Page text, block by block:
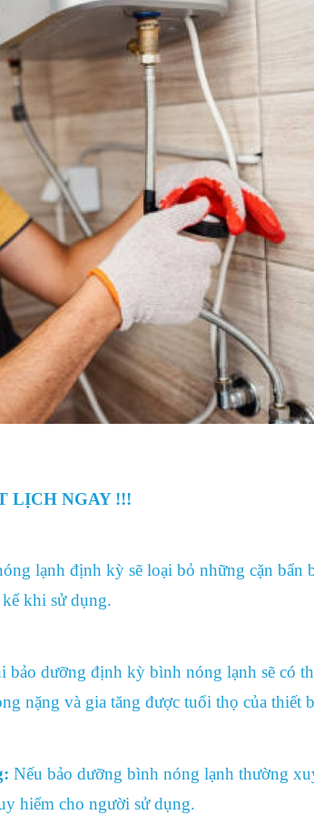
LỊCH NGAY !!!
lạnh định kỳ sẽ loại bỏ những cặn bẩn
khi sử dụng.
bảo dưỡng định kỳ bình nóng lạnh sẽ có
nặng và gia tăng được tuổi thọ của thiết
Nếu bảo dưỡng bình nóng lạnh thường
hiểm cho người sử dụng.